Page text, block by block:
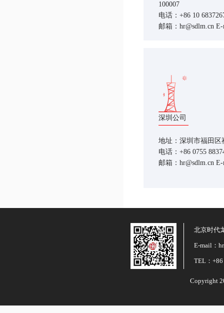
100007
电话：+86 10
邮箱：hr@sdlm.cn
深圳公司
地址：深圳市福田区
电话：+86 0755
邮箱：hr@sdlm.cn
北京时代
E-mail：
TEL：
Copyright